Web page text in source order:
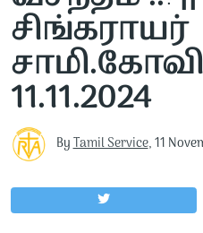
சிங்கராயர்
11.11.2024
ByTamil Service,11